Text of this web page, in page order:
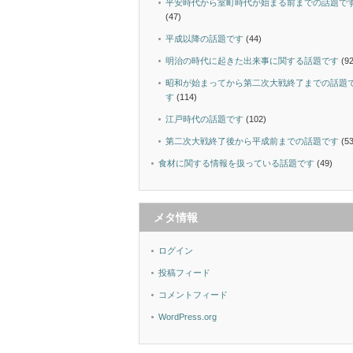
平安時代から室町時代が始まる前までの話題で
(47)
平成以降の話題です (44)
明治の時代に起きた出来事に関する話題です
昭和が始まってから第二次大戦終了までの話題
す (114)
江戸時代の話題です (102)
第二次大戦終了後から平成前までの話題です
食材に関する情報を扱っている話題です (49)
メタ情報
ログイン
投稿フィード
コメントフィード
WordPress.org